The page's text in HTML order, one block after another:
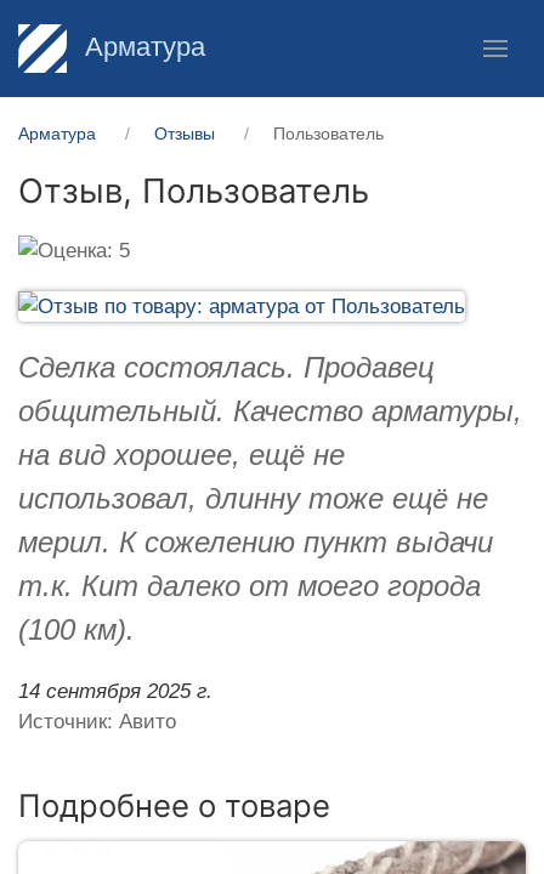
Арматура
Арматура Отзывы Пользователь
Отзыв, Пользователь
Сделка состоялась. Продавец
общительный. Качество арматуры,
на вид хорошее, ещё не
использовал, длинну тоже ещё не
мерил. К сожелению пункт выдачи
т.к. Кит далеко от моего города
(100 км).
14 сентября 2025 г.
Источник: Авито
Подробнее о товаре